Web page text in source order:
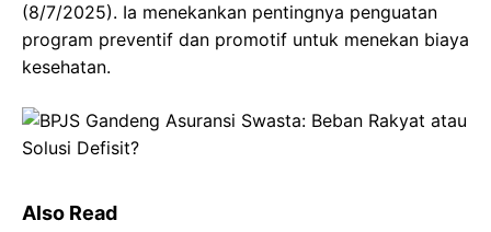
(8/7/2025). Ia menekankan pentingnya penguatan
program preventif dan promotif untuk menekan biaya
kesehatan.
Also Read